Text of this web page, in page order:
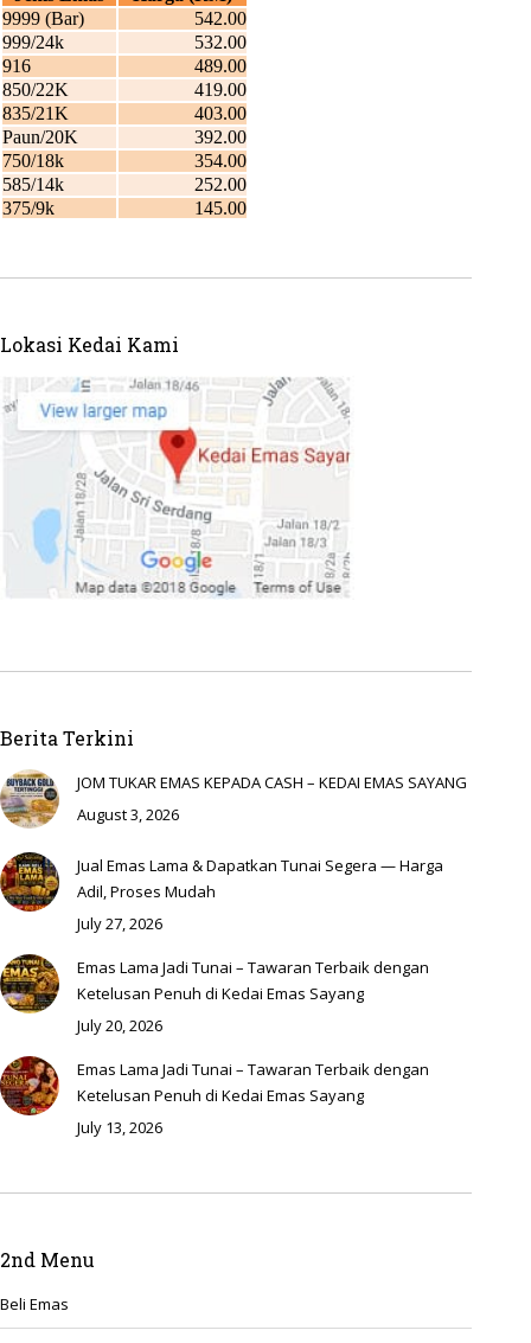
Lokasi Kedai Kami
Berita Terkini
JOM TUKAR EMAS KEPADA CASH – KEDAI EMAS SAYANG
August 3, 2026
Jual Emas Lama & Dapatkan Tunai Segera — Harga
Adil, Proses Mudah
July 27, 2026
Emas Lama Jadi Tunai – Tawaran Terbaik dengan
Ketelusan Penuh di Kedai Emas Sayang
July 20, 2026
Emas Lama Jadi Tunai – Tawaran Terbaik dengan
Ketelusan Penuh di Kedai Emas Sayang
July 13, 2026
2nd Menu
Beli Emas